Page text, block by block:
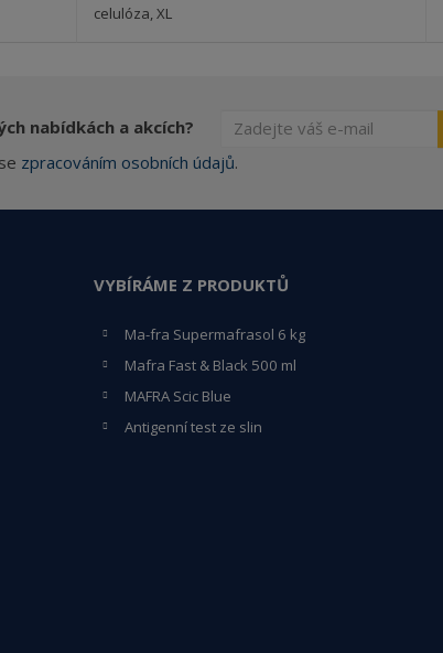
celulóza, XL
nabídkách a akcích?
zpracováním osobních údajů.
VYBÍRÁME Z PRODUKTŮ
Ma-fra Supermafrasol 6 kg
Mafra Fast & Black 500 ml
MAFRA Scic Blue
Antigenní test ze slin